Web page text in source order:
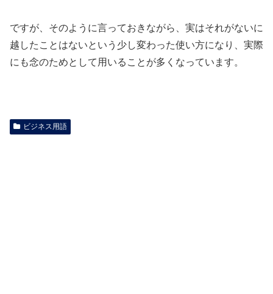
ですが、そのように言っておきながら、実はそれがないに
越したことはないという少し変わった使い方になり、実際
にも念のためとして用いることが多くなっています。
ビジネス用語